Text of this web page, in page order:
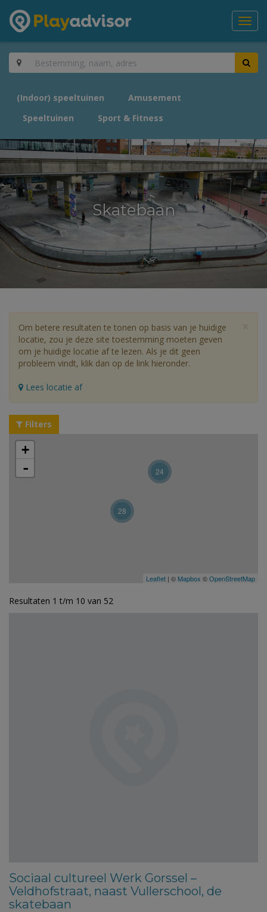
(Indoor) speeltuinen
Amusement
Speeltuinen
Sport & Fitness
Skatebaan
Om betere resultaten te tonen op basis van je huidige
locatie, zou je deze site toestemming moeten geven
om je huidige locatie af te lezen. Als je dit geen
probleem vindt, klik dan op de link hieronder.
Lees locatie af
Filters
28
24
+
-
Leaflet | © Mapbox ©OpenStreetMap
Resultaten 1 t/m 10 van 52
Sociaal cultureel Werk Gorssel –
Veldhofstraat, naast Vullerschool, de
skatebaan